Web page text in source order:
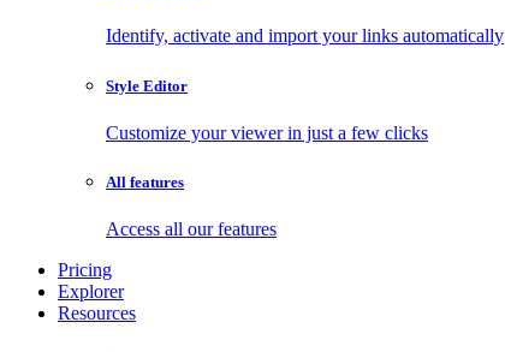
Identify, activate and import your links automatically
Style Editor
Customize your viewer in just a few clicks
All features
Access all our features
Pricing
Explorer
Resources